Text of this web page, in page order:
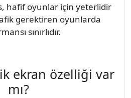
hafif oyunlar için yeterlidir
gerektiren oyunlarda
sınırlıdır.
ekran özelliği var
mı?